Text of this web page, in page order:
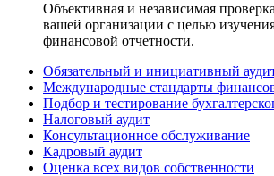
Объективная и независимая
вашей организации с целью
финансовой отчетности.
Обязательный и инициативный
Международные стандарты
Подбор и тестирование
Налоговый аудит
Консультационное обслуживание
Кадровый аудит
Оценка всех видов собственности